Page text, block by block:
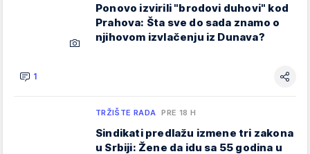
Ponovo izvirili "brodovi duhovi" kod
Prahova: Šta sve do sada znamo o
njihovom izvlačenju iz Dunava?
1
TRŽIŠTE RADA PRE 18 H
Sindikati predlažu izmene tri zakona
u Srbiji: Žene da idu sa 55 godina u